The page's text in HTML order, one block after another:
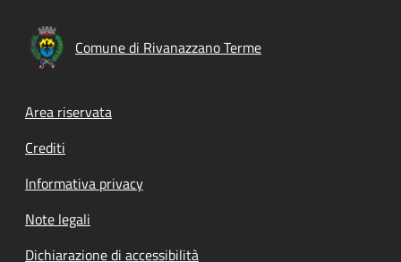
Comune di Rivanazzano Terme
Footer menu
Area riservata
Crediti
Informativa privacy
Note legali
Dichiarazione di accessibilità